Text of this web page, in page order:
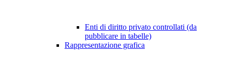
Enti di diritto privato controllati (da
pubblicare in tabelle)
Rappresentazione grafica